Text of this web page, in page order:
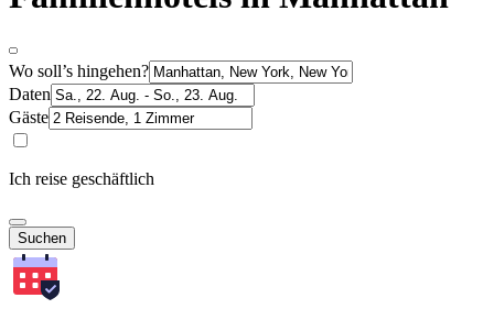
Wo soll’s hingehen?
Daten
Gäste
Ich reise geschäftlich
Suchen